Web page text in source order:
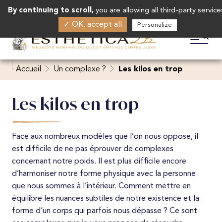
07 72 51 23 43 Prendre rendez-vous
Je n'aime pas mon tatouage
Les kilos en trop
Je perds mes cheveux
Acide hyaluronique Nez
Acide hyaluronique Lèvres
Acide hyaluronique Menton
Acide hyaluronique Pommettes
Acide hyaluronique Mains
Acide hyaluronique Ovale du visage
Acide hyaluronique rides
Profiloplastie médicale
Acide hyaluronique Fesses
Acide hyaluronique grandes lèvres
Mésothérapie Cheveux
Mésothérapie Peau
Mésothérapie Cellulite
Thread lift
Peeling profond
Peeling moyen
Radiesse
Laser CO2
Radiofréquence
LED
Nettoyage dermatologique
Blépharoplastie médicale
Lifting endolift
Epilation laser sourcils
Epilation laser pommettes
Epilation laser lèvres
Epilation laser ovale visage
Epilation laser bras
Epilation laser aréoles de seins
Epilation laser ventre
Epilation laser fesses
Epilation laser maillot
Epilation laser SIF
Cryolipolyse
Cryolipolyse double menton
Cryolipolyse bras
Cryolipolyse ventre
Cryolipolyse hanche
Cryolipolyse culotte de cheval
Cryolipolyse fesses
Cristal
Greffe de cheveux
EmSculpt
Emtone
Détatouage
Cicatrices
Vergetures
Acné
MÉDECINE ANTI-ÂGE
BLOG
Accueil Un complexe ? Les kilos en trop
Les kilos en trop
Face aux nombreux modèles que l’on nous oppose, il
est difficile de ne pas éprouver de complexes
concernant notre poids. Il est plus difficile encore
d’harmoniser notre forme physique avec la personne
que nous sommes à l’intérieur. Comment mettre en
équilibre les nuances subtiles de notre existence et la
forme d’un corps qui parfois nous dépasse ? Ce sont
By continuing to scroll,you are allowing all third-party
✓ OK, accept all Personalize